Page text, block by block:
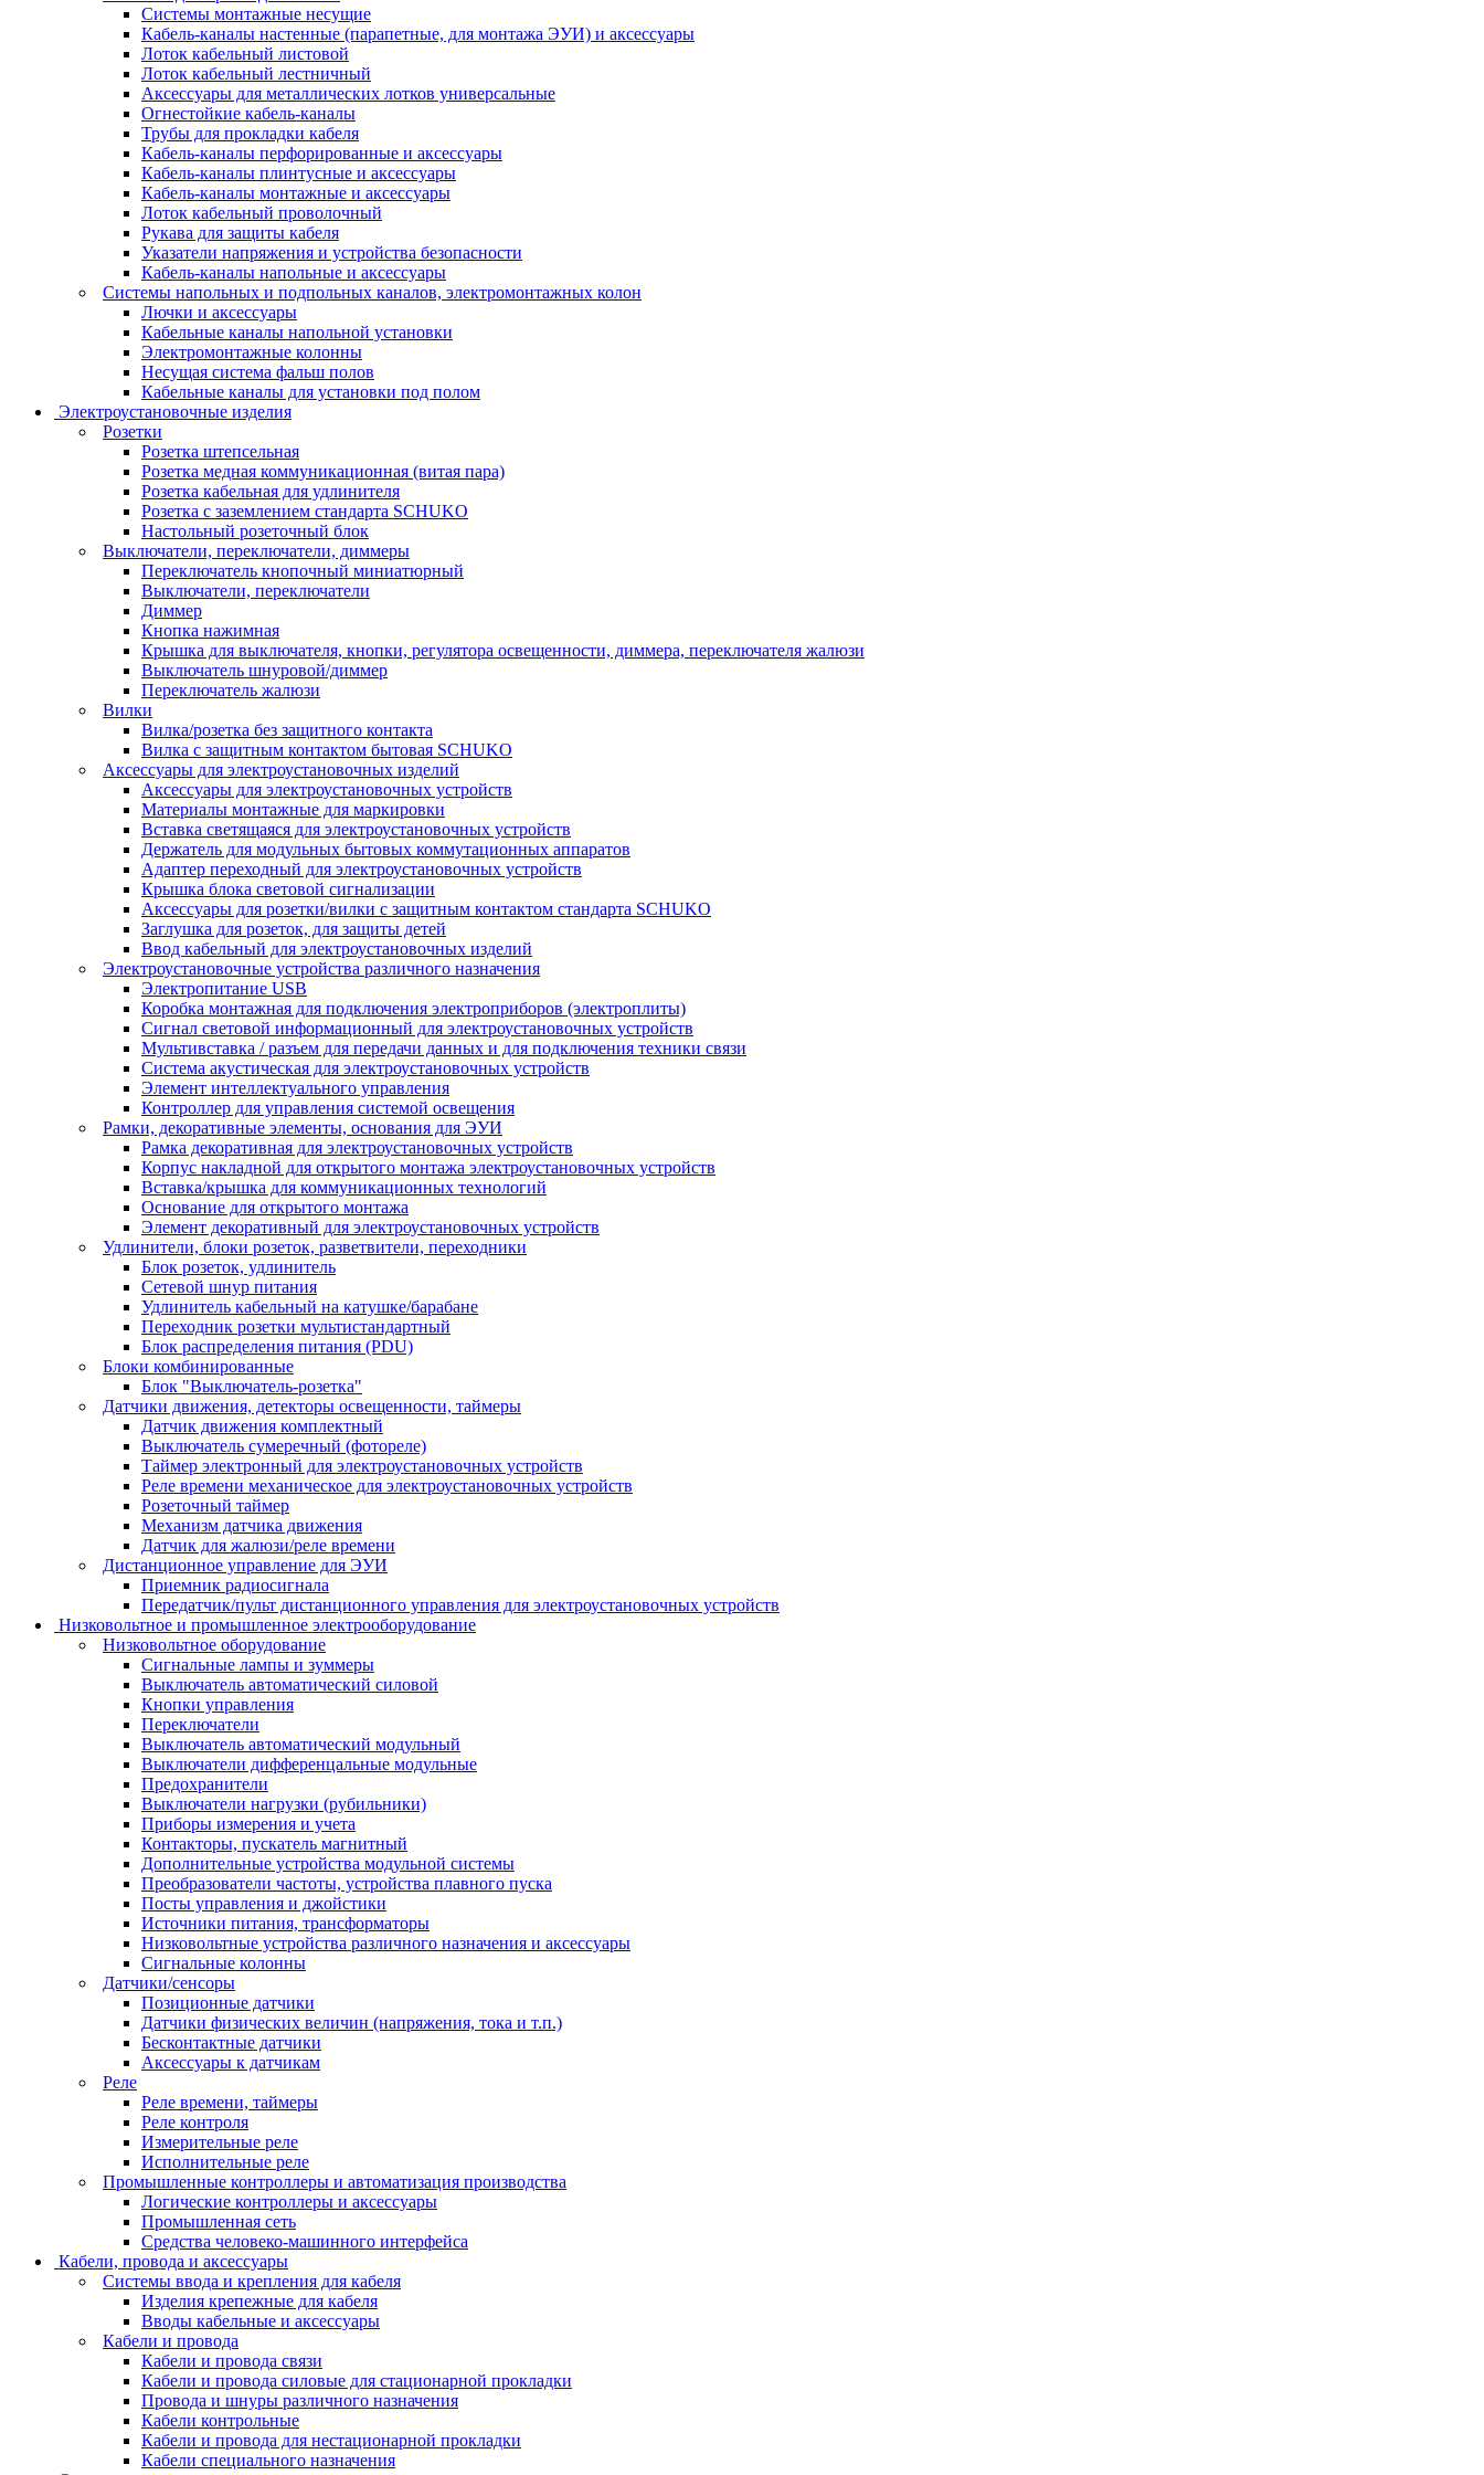
Системы монтажные несущие
Кабель-каналы настенные (парапетные, для монтажа ЭУИ) и аксессуары
Лоток кабельный листовой
Лоток кабельный лестничный
Аксессуары для металлических лотков универсальные
Огнестойкие кабель-каналы
Трубы для прокладки кабеля
Кабель-каналы перфорированные и аксессуары
Кабель-каналы плинтусные и аксессуары
Кабель-каналы монтажные и аксессуары
Лоток кабельный проволочный
Рукава для защиты кабеля
Указатели напряжения и устройства безопасности
Кабель-каналы напольные и аксессуары
Системы напольных и подпольных каналов, электромонтажных колон
Лючки и аксессуары
Кабельные каналы напольной установки
Электромонтажные колонны
Несущая система фальш полов
Кабельные каналы для установки под полом
Электроустановочные изделия
Розетки
Розетка штепсельная
Розетка медная коммуникационная (витая пара)
Розетка кабельная для удлинителя
Розетка с заземлением стандарта SCHUKO
Настольный розеточный блок
Выключатели, переключатели, диммеры
Переключатель кнопочный миниатюрный
Выключатели, переключатели
Диммер
Кнопка нажимная
Крышка для выключателя, кнопки, регулятора освещенности, диммера, переключателя жалюзи
Выключатель шнуровой/диммер
Переключатель жалюзи
Вилки
Вилка/розетка без защитного контакта
Вилка с защитным контактом бытовая SCHUKO
Аксессуары для электроустановочных изделий
Аксессуары для электроустановочных устройств
Материалы монтажные для маркировки
Вставка светящаяся для электроустановочных устройств
Держатель для модульных бытовых коммутационных аппаратов
Адаптер переходный для электроустановочных устройств
Крышка блока световой сигнализации
Аксессуары для розетки/вилки с защитным контактом стандарта SCHUKO
Заглушка для розеток, для защиты детей
Ввод кабельный для электроустановочных изделий
Электроустановочные устройства различного назначения
Электропитание USB
Коробка монтажная для подключения электроприборов (электроплиты)
Сигнал световой информационный для электроустановочных устройств
Мультивставка / разъем для передачи данных и для подключения техники связи
Система акустическая для электроустановочных устройств
Элемент интеллектуального управления
Контроллер для управления системой освещения
Рамки, декоративные элементы, основания для ЭУИ
Рамка декоративная для электроустановочных устройств
Корпус накладной для открытого монтажа электроустановочных устройств
Вставка/крышка для коммуникационных технологий
Основание для открытого монтажа
Элемент декоративный для электроустановочных устройств
Удлинители, блоки розеток, разветвители, переходники
Блок розеток, удлинитель
Сетевой шнур питания
Удлинитель кабельный на катушке/барабане
Переходник розетки мультистандартный
Блок распределения питания (PDU)
Блоки комбинированные
Блок "Выключатель-розетка"
Датчики движения, детекторы освещенности, таймеры
Датчик движения комплектный
Выключатель сумеречный (фотореле)
Таймер электронный для электроустановочных устройств
Реле времени механическое для электроустановочных устройств
Розеточный таймер
Механизм датчика движения
Датчик для жалюзи/реле времени
Дистанционное управление для ЭУИ
Приемник радиосигнала
Передатчик/пульт дистанционного управления для электроустановочных устройств
Низковольтное и промышленное электрооборудование
Низковольтное оборудование
Сигнальные лампы и зуммеры
Выключатель автоматический силовой
Кнопки управления
Переключатели
Выключатель автоматический модульный
Выключатели дифференцальные модульные
Предохранители
Выключатели нагрузки (рубильники)
Приборы измерения и учета
Контакторы, пускатель магнитный
Дополнительные устройства модульной системы
Преобразователи частоты, устройства плавного пуска
Посты управления и джойстики
Источники питания, трансформаторы
Низковольтные устройства различного назначения и аксессуары
Сигнальные колонны
Датчики/сенсоры
Позиционные датчики
Датчики физических величин (напряжения, тока и т.п.)
Бесконтактные датчики
Аксессуары к датчикам
Реле
Реле времени, таймеры
Реле контроля
Измерительные реле
Исполнительные реле
Промышленные контроллеры и автоматизация производства
Логические контроллеры и аксессуары
Промышленная сеть
Средства человеко-машинного интерфейса
Кабели, провода и аксессуары
Системы ввода и крепления для кабеля
Изделия крепежные для кабеля
Вводы кабельные и аксессуары
Кабели и провода
Кабели и провода связи
Кабели и провода силовые для стационарной прокладки
Провода и шнуры различного назначения
Кабели контрольные
Кабели и провода для нестационарной прокладки
Кабели специального назначения